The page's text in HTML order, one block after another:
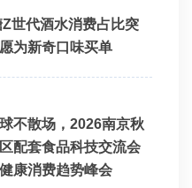
世代酒水消费占比突
为新奇口味买单
不散场，2026南京秋
配套食品科技交流会
康消费趋势峰会